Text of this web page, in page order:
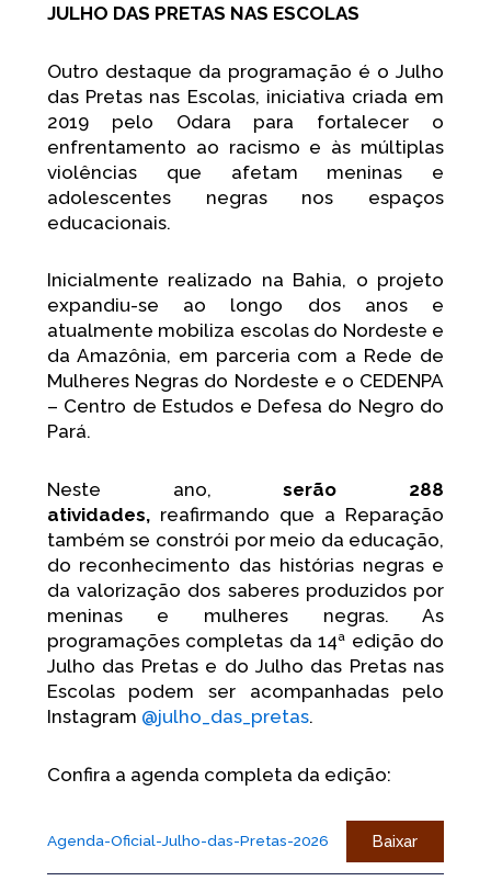
JULHO DAS PRETAS NAS ESCOLAS
Outro destaque da programação é o Julho
das Pretas nas Escolas, iniciativa criada em
2019 pelo Odara para fortalecer o
enfrentamento ao racismo e às múltiplas
violências que afetam meninas e
adolescentes negras nos espaços
educacionais.
Inicialmente realizado na Bahia, o projeto
expandiu-se ao longo dos anos e
atualmente mobiliza escolas do Nordeste e
da Amazônia, em parceria com a Rede de
Mulheres Negras do Nordeste e o CEDENPA
– Centro de Estudos e Defesa do Negro do
Pará.
Neste ano,serão 288
atividades,reafirmando que a Reparação
também se constrói por meio da educação,
do reconhecimento das histórias negras e
da valorização dos saberes produzidos por
meninas e mulheres negras. As
programações completas da 14ª edição do
Julho das Pretas e do Julho das Pretas nas
Escolas podem ser acompanhadas pelo
Instagram @julho_das_pretas.
Confira a agenda completa da edição:
Agenda-Oficial-Julho-das-Pretas-2026 Baixar